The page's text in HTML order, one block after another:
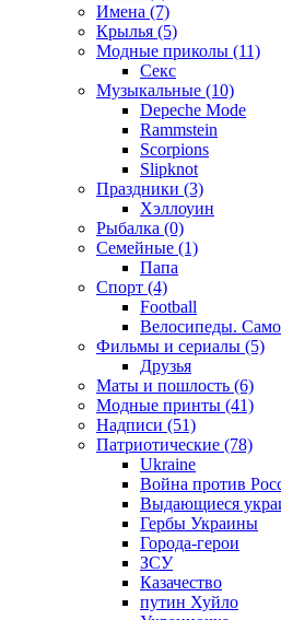
Имена (7)
Крылья (5)
Модные приколы (11)
Секс
Музыкальные (10)
Depeche Mode
Rammstein
Scorpions
Slipknot
Праздники (3)
Хэллоуин
Рыбалка (0)
Семейные (1)
Папа
Спорт (4)
Football
Велосипеды.
Фильмы и сериалы (5)
Друзья
Маты и пошлость (6)
Модные принты (41)
Надписи (51)
Патриотические (78)
Ukraine
Война против
Выдающиеся
Гербы Украины
Города-герои
ЗСУ
Казачество
путин Хуйло